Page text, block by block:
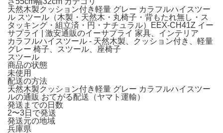
天然木製クッション付き軽量 グレー カラフルハイスツー
ル スツール（木製・天然木・丸椅子・背もたれ無し・ス
タッキング・組立済・円・ナチュラル）EEX-CH41Z イー
サプライ | 激安通販のイーサプライ 家具、インテリア
カラフルハイスツール - 天然木製、クッション付き、軽量
グレー 椅子、スツール、座椅子
スツール
商品の状態
未使用
配送の方法
天然木製クッション付き軽量 グレー カラフルハイスツー
ルの通販 おてがる配送（ヤマト運輸）
発送までの日数
2〜3日で発送
発送元の地域
兵庫県